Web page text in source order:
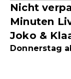
Nicht
Minuten
Joko &
Donnerstag